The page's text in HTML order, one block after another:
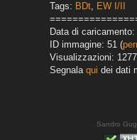
Tags: BDt, EW I/II
Data di caricamento:
ID immagine: 51 (
Visualizzazioni: 1277
Segnala qui dei dati
Sandro